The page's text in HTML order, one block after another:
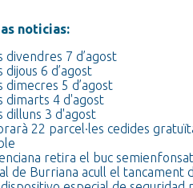
noticias:
7 d’agost
6 d’agost
5 d’agost
dimarts 4 d'agost
dilluns 3 d'agost
22 parcel·les cedides
retira el buc
de Burriana acull el tancament